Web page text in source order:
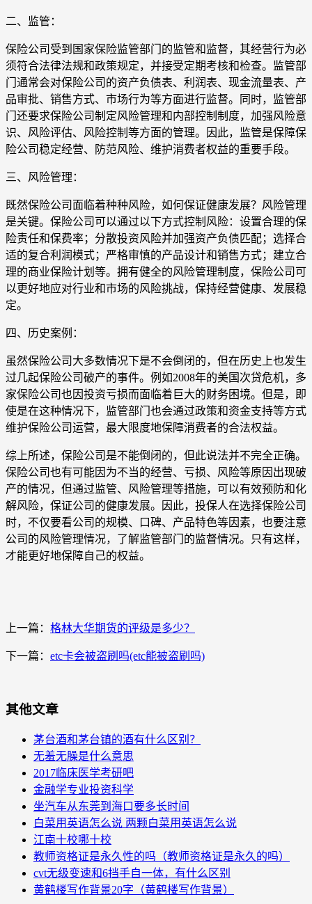
二、监管：
保险公司受到国家保险监管部门的监管和监督，其经营行为必
须符合法律法规和政策规定，并接受定期考核和检查。监管部
门通常会对保险公司的资产负债表、利润表、现金流量表、产
品审批、销售方式、市场行为等方面进行监督。同时，监管部
门还要求保险公司制定风险管理和内部控制制度，加强风险意
识、风险评估、风险控制等方面的管理。因此，监管是保障保
险公司稳定经营、防范风险、维护消费者权益的重要手段。
三、风险管理：
既然保险公司面临着种种风险，如何保证健康发展？风险管理
是关键。保险公司可以通过以下方式控制风险：设置合理的保
险责任和保费率；分散投资风险并加强资产负债匹配；选择合
适的复合利润模式；严格审慎的产品设计和销售方式；建立合
理的商业保险计划等。拥有健全的风险管理制度，保险公司可
以更好地应对行业和市场的风险挑战，保持经营健康、发展稳
定。
四、历史案例：
虽然保险公司大多数情况下是不会倒闭的，但在历史上也发生
过几起保险公司破产的事件。例如2008年的美国次贷危机，多
家保险公司也因投资亏损而面临着巨大的财务困境。但是，即
使是在这种情况下，监管部门也会通过政策和资金支持等方式
维护保险公司运营，最大限度地保障消费者的合法权益。
综上所述，保险公司是不能倒闭的，但此说法并不完全正确。
保险公司也有可能因为不当的经营、亏损、风险等原因出现破
产的情况，但通过监管、风险管理等措施，可以有效预防和化
解风险，保证公司的健康发展。因此，投保人在选择保险公司
时，不仅要看公司的规模、口碑、产品特色等因素，也要注意
公司的风险管理情况，了解监管部门的监督情况。只有这样，
才能更好地保障自己的权益。
上一篇： 格林大华期货的评级是多少？
下一篇： etc卡会被盗刷吗(etc能被盗刷吗)
其他文章
茅台酒和茅台镇的酒有什么区别？
无羞无臊是什么意思
2017临床医学考研吧
金融学专业投资科学
坐汽车从东莞到海口要多长时间
白菜用英语怎么说 两颗白菜用英语怎么说
江南十校哪十校
教师资格证是永久性的吗（教师资格证是永久的吗）
cvt无级变速和6挡手自一体，有什么区别
黄鹤楼写作背景20字（黄鹤楼写作背景）